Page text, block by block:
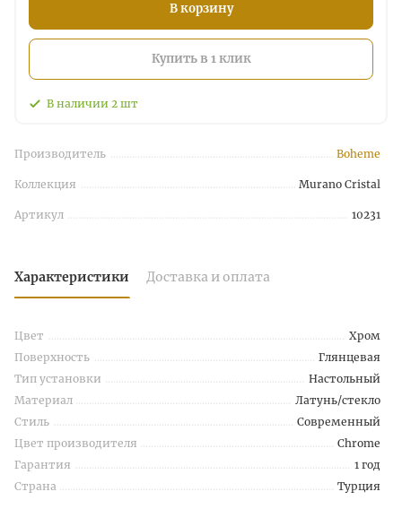
В корзину
Купить в 1 клик
В наличии 2 шт
Производитель Boheme
Коллекция Murano Cristal
Артикул 10231
Характеристики Доставка и оплата
Цвет
Хром
Поверхность
Глянцевая
Тип установки
Настольный
Материал
Латунь/стекло
Стиль
Современный
Цвет производителя
Chrome
Гарантия
1 год
Страна
Турция